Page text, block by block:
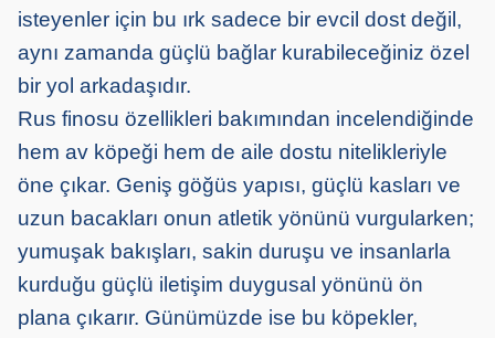
isteyenler için bu ırk sadece bir evcil dost değil,
aynı zamanda güçlü bağlar kurabileceğiniz özel
bir yol arkadaşıdır.
Rus finosu özellikleri bakımından incelendiğinde
hem av köpeği hem de aile dostu nitelikleriyle
öne çıkar. Geniş göğüs yapısı, güçlü kasları ve
uzun bacakları onun atletik yönünü vurgularken;
yumuşak bakışları, sakin duruşu ve insanlarla
kurduğu güçlü iletişim duygusal yönünü ön
plana çıkarır. Günümüzde ise bu köpekler,